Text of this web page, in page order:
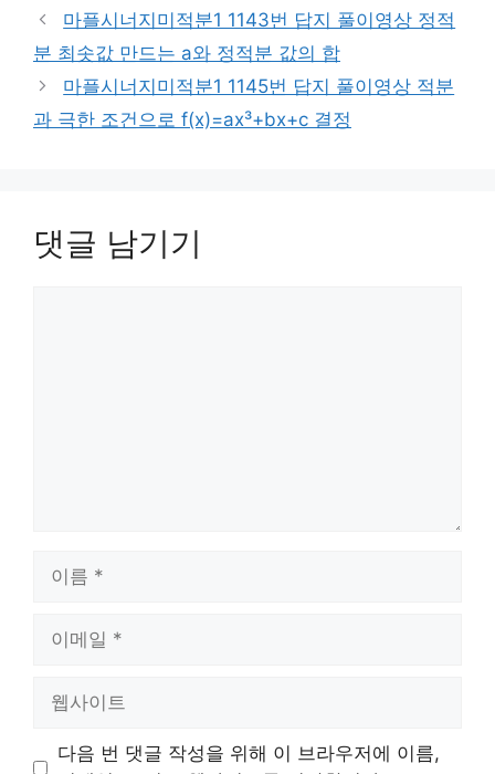
마플시너지미적분1 1143번 답지 풀이영상 정적
분 최솟값 만드는 a와 정적분 값의 합
마플시너지미적분1 1145번 답지 풀이영상 적분
과 극한 조건으로 f(x)=ax³+bx+c 결정
댓글 남기기
다음 번 댓글 작성을 위해 이 브라우저에 이름,